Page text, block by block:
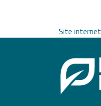
Site internet